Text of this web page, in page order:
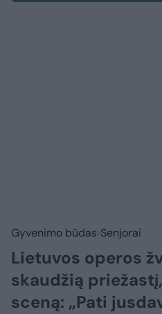
Gyvenimo būdas Senjorai
Lietuvos operos
skaudžią
sceną: „Pati